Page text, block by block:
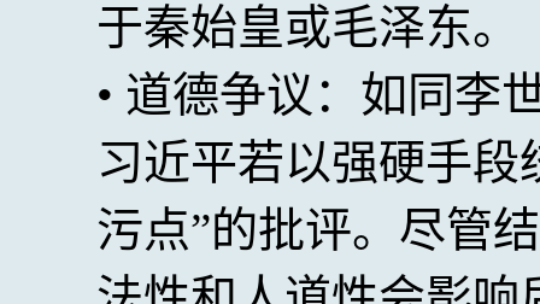
于秦始皇或毛泽东。
• 道德争议：如同李
习近平若以强硬手段
污点”的批评。尽管